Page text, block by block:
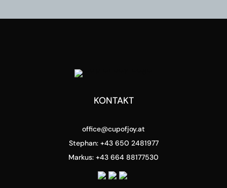
KONTAKT
office@cupofjoy.at
Stephan: +43 650 2481977
Markus: +43 664 88177530